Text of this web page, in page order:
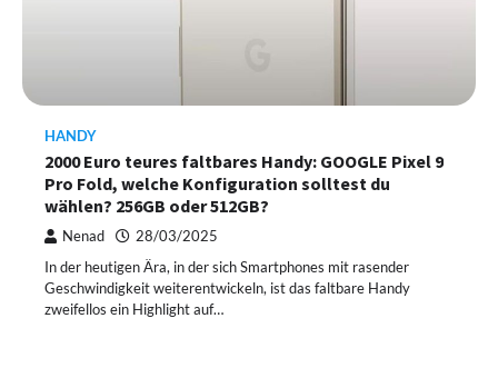
HANDY
2000 Euro teures faltbares Handy: GOOGLE Pixel 9
Pro Fold, welche Konfiguration solltest du
wählen? 256GB oder 512GB?
Nenad 28/03/2025
In der heutigen Ära, in der sich Smartphones mit rasender
Geschwindigkeit weiterentwickeln, ist das faltbare Handy
zweifellos ein Highlight auf…